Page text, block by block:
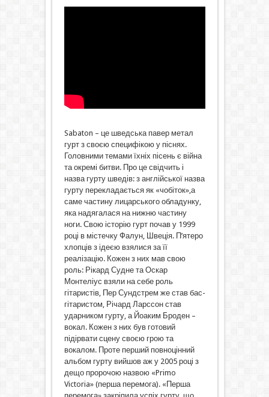
Sabaton – це шведська павер метал
гурт з своєю специфікою у піснях.
Головними темами їхніх пісень є війна
та окремі битви. Про це свідчить і
назва гурту шведів: з англійської назва
гурту перекладається як «чобіток»,а
саме частину лицарського обладунку,
яка надягалася на нижню частину
ноги. Свою історію гурт почав у 1999
році в містечку Фалун, Швеція. П’ятеро
хлопців з ідеєю взялися за її
реалізацію. Кожен з них мав свою
роль: Рікард Судне та Оскар
Монтеліус взяли на себе роль
гітаристів, Пер Сундстрем же став бас-
гітаристом, Річард Ларссон став
ударником гурту, а Йоаким Броден –
вокал. Кожен з них був готовий
підірвати сцену своєю грою та
вокалом. Проте перший повноцінний
альбом гурту вийшов аж у 2005 році з
дещо пророчою назвою «Primo
Victoria» (перша перемога). «Перша